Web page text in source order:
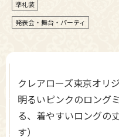
準礼装
発表会・舞台・パーティ
クレアローズ東京オリ
明るいピンクのロング
る、着やすいロングの
す）